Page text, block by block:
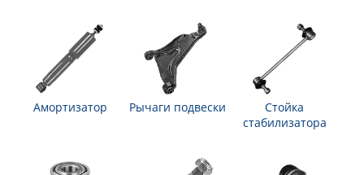
Амортизатор Рычаги подвески
Стойка
стабилизатора